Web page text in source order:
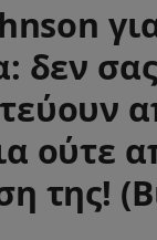
δεν σας
ούτε
της!